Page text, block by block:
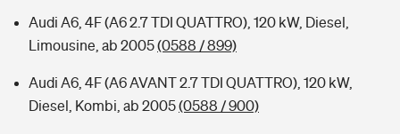
Audi A6, 4F (A6 2.7 TDI QUATTRO), 120 kW, Diesel,
Limousine, ab 2005(0588 / 899)
Audi A6, 4F (A6 AVANT 2.7 TDI QUATTRO), 120 kW,
Diesel, Kombi, ab 2005(0588 / 900)